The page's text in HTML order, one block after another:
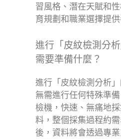
習風格、潛在天賦和
育規劃和職業選擇提供
進行「皮紋檢測分
需要準備什麼？
進行「皮紋檢測分析
無需進行任何特殊準
檢機，快速、無痛地
料，整個採集過程約
後，資料將會透過專